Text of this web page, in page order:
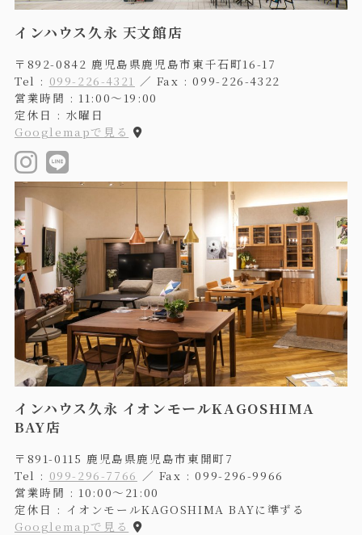
インハウス久永 天文館店
〒892-0842 鹿児島県鹿児島市東千石町16-17
Tel : 099-226-4321 ／ Fax : 099-226-4322
営業時間 : 11:00〜19:00
定休日 : 水曜日
Googlemapで見る
インハウス久永 イオンモールKAGOSHIMA
BAY店
〒891-0115 鹿児島県鹿児島市東開町7
Tel : 099-296-7766 ／ Fax : 099-296-9966
営業時間 : 10:00〜21:00
定休日 : イオンモールKAGOSHIMA BAYに準ずる
Googlemapで見る